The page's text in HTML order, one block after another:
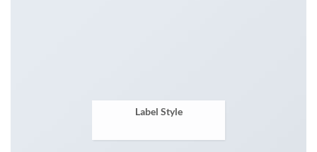
Label Style